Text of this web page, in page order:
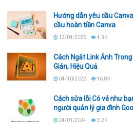
Hướng dẫn yêu cầu
cầu hoàn tiền Canva
12/04/2025 4.3K
Cách Ngắt Link Ảnh
Giản, Hiệu Quả
04/10/2022 16.8K
Cách sửa lỗi Có vẻ như
người quản lý gia đình
24/01/2024 3.2K